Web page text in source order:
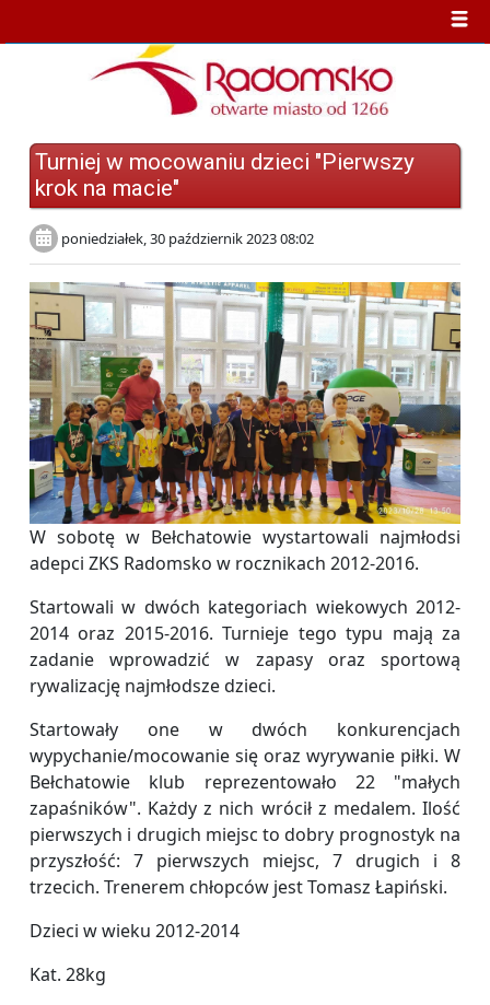
Turniej w mocowaniu dzieci "Pierwszy
krok na macie"
poniedziałek, 30 październik 2023 08:02
W sobotę w Bełchatowie wystartowali najmłodsi
adepci ZKS Radomsko w rocznikach 2012-2016.
Startowali w dwóch kategoriach wiekowych 2012-
2014 oraz 2015-2016. Turnieje tego typu mają za
zadanie wprowadzić w zapasy oraz sportową
rywalizację najmłodsze dzieci.
Startowały one w dwóch konkurencjach
wypychanie/mocowanie się oraz wyrywanie piłki. W
Bełchatowie klub reprezentowało 22 "małych
zapaśników". Każdy z nich wrócił z medalem. Ilość
pierwszych i drugich miejsc to dobry prognostyk na
przyszłość: 7 pierwszych miejsc, 7 drugich i 8
trzecich. Trenerem chłopców jest Tomasz Łapiński.
Dzieci w wieku 2012-2014
Kat. 28kg